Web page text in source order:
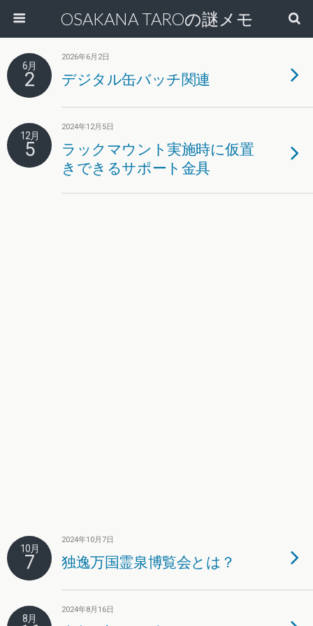
OSAKANA TAROの謎メモ
6月
2
2026年6月2日
デジタル缶バッチ関連
12月
5
2024年12月5日
ラックマウント実施時に仮置
きできるサポート金具
10月
7
2024年10月7日
独逸万国霊泉博覧会とは？
8月
2024年8月16日